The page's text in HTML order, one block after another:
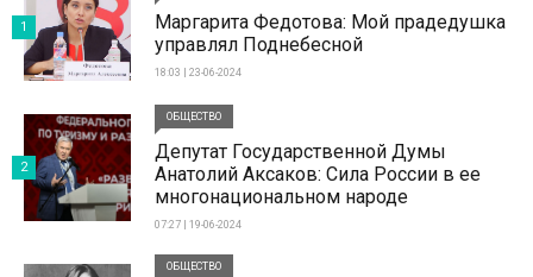
Маргарита Федотова: Мой прадедушка
управлял Поднебесной
18:03 | 23-06-2024
1
ОБЩЕСТВО
Депутат Государственной Думы
Анатолий Аксаков: Сила России в ее
многонациональном народе
07:27 | 19-06-2024
2
ОБЩЕСТВО